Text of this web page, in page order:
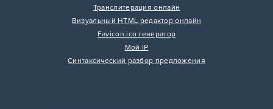
Транслитерация онлайн
Визуальный HTML редактор онлайн
Favicon.ico генератор
Мой IP
Синтаксический разбор предложения